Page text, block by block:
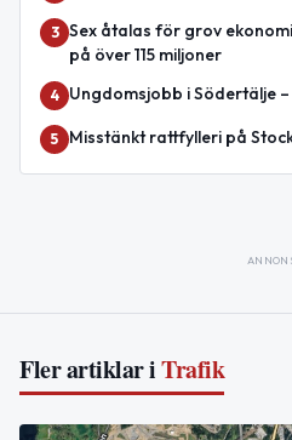
3 Sex åtalas för grov
på över 115 miljoner
4 Ungdomsjobb i Södertälje
5 Misstänkt rattfylleri på
Fler artiklar iTrafik